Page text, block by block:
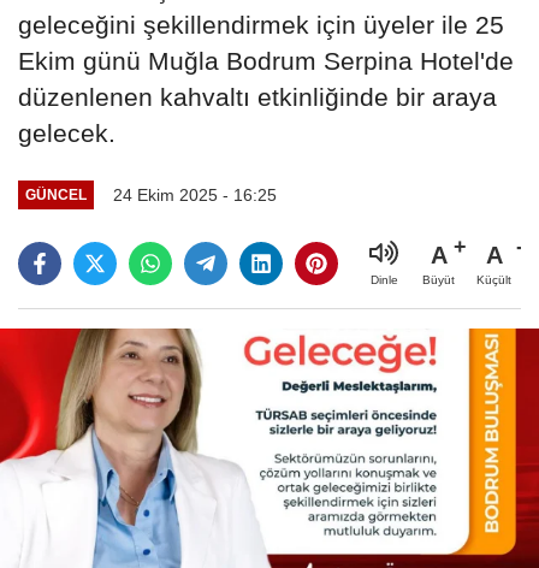
geleceğini şekillendirmek için üyeler ile 25
Ekim günü Muğla Bodrum Serpina Hotel'de
düzenlenen kahvaltı etkinliğinde bir araya
gelecek.
GÜNCEL 24 Ekim 2025 - 16:25
Dinle
A
Büyüt
A
Küçült